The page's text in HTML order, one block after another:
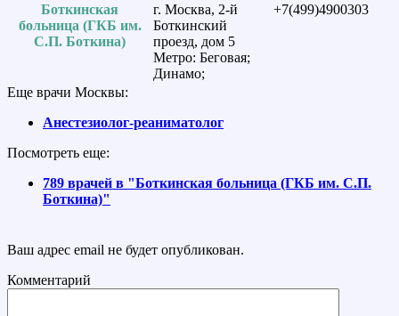
Боткинская
больница (ГКБ им.
С.П. Боткина)
г. Москва, 2-й
Боткинский
проезд, дом 5
Метро: Беговая;
Динамо;
+7(499)4900303
Еще врачи Москвы:
Анестезиолог-реаниматолог
Посмотреть еще:
789 врачей в "Боткинская больница (ГКБ им. С.П.
Боткина)"
Ваш адрес email не будет опубликован.
Комментарий